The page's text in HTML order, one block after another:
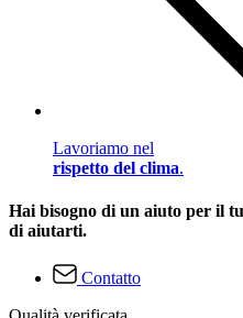
Lavoriamo nel
rispetto del clima.
Hai bisogno di un aiuto per il
di aiutarti.
Contatto